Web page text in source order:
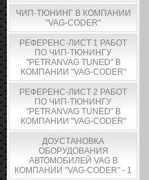
ЧИП-ТЮНИНГ В КОМПАНИИ
"VAG-CODER"
РЕФЕРЕНС-ЛИСТ 1 РАБОТ
ПО ЧИП-ТЮНИНГУ
"PETRANVAG TUNED" В
КОМПАНИИ "VAG-CODER"
РЕФЕРЕНС-ЛИСТ 2 РАБОТ
ПО ЧИП-ТЮНИНГУ
"PETRANVAG TUNED" В
КОМПАНИИ "VAG-CODER"
ДОУСТАНОВКА
ОБОРУДОВАНИЯ
АВТОМОБИЛЕЙ VAG В
КОМПАНИИ "VAG-CODER" - 1